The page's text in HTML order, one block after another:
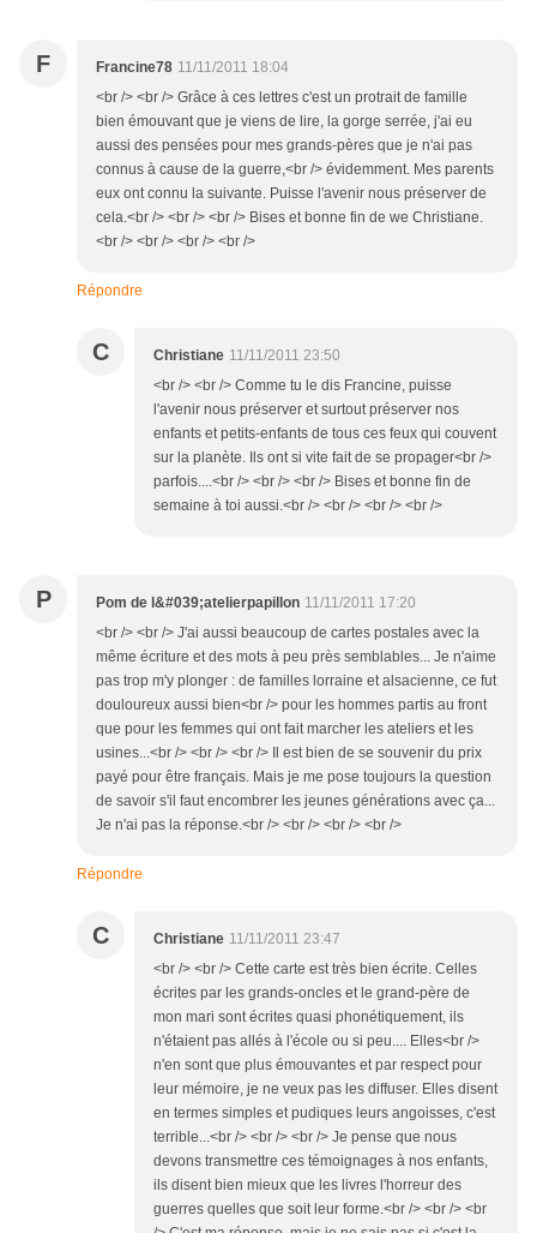
F Francine78 11/11/2011 18:04
<br /> <br /> Grâce à ces lettres c'est un protrait de famille
bien émouvant que je viens de lire, la gorge serrée, j'ai eu
aussi des pensées pour mes grands-pères que je n'ai pas
connus à cause de la guerre,<br /> évidemment. Mes parents
eux ont connu la suivante. Puisse l'avenir nous préserver de
cela.<br /> <br /> <br /> Bises et bonne fin de we Christiane.
<br /> <br /> <br /> <br />
Répondre
C Christiane 11/11/2011 23:50
<br /> <br /> Comme tu le dis Francine, puisse
l'avenir nous préserver et surtout préserver nos
enfants et petits-enfants de tous ces feux qui couvent
sur la planète. Ils ont si vite fait de se propager<br />
parfois....<br /> <br /> <br /> Bises et bonne fin de
semaine à toi aussi.<br /> <br /> <br /> <br />
P Pom de l&#039;atelierpapillon 11/11/2011 17:20
<br /> <br /> J'ai aussi beaucoup de cartes postales avec la
même écriture et des mots à peu près semblables... Je n'aime
pas trop m'y plonger : de familles lorraine et alsacienne, ce fut
douloureux aussi bien<br /> pour les hommes partis au front
que pour les femmes qui ont fait marcher les ateliers et les
usines...<br /> <br /> <br /> Il est bien de se souvenir du prix
payé pour être français. Mais je me pose toujours la question
de savoir s'il faut encombrer les jeunes générations avec ça...
Je n'ai pas la réponse.<br /> <br /> <br /> <br />
Répondre
C Christiane 11/11/2011 23:47
<br /> <br /> Cette carte est très bien écrite. Celles
écrites par les grands-oncles et le grand-père de
mon mari sont écrites quasi phonétiquement, ils
n'étaient pas allés à l'école ou si peu.... Elles<br />
n'en sont que plus émouvantes et par respect pour
leur mémoire, je ne veux pas les diffuser. Elles disent
en termes simples et pudiques leurs angoisses, c'est
terrible...<br /> <br /> <br /> Je pense que nous
devons transmettre ces témoignages à nos enfants,
ils disent bien mieux que les livres l'horreur des
guerres quelles que soit leur forme.<br /> <br /> <br